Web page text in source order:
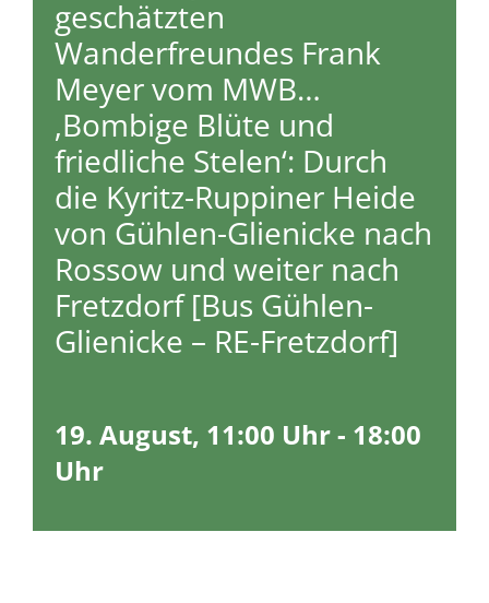
geschätzten
Wanderfreundes Frank
Meyer vom MWB…
‚Bombige Blüte und
friedliche Stelen‘: Durch
die Kyritz-Ruppiner Heide
von Gühlen-Glienicke nach
Rossow und weiter nach
Fretzdorf [Bus Gühlen-
Glienicke – RE-Fretzdorf]
19. August, 11:00 Uhr- 18:00
Uhr